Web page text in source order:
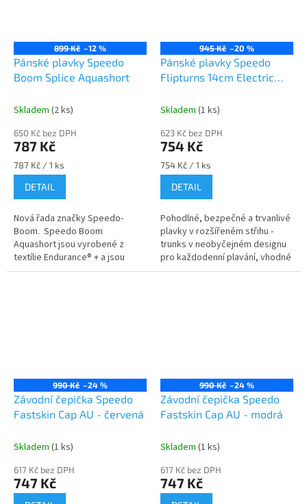
899 Kč –12 %
Pánské plavky Speedo
Boom Splice Aquashort
Skladem (2 ks)
650 Kč bez DPH
787 Kč
Měrná
cena:
787 Kč / 1 ks
DETAIL
Nová řada značky Speedo-
Boom. Speedo Boom
Aquashort jsou vyrobené z
textílie Endurance® + a jsou
ideální pro kondiční tréning.
945 Kč –20 %
Pánské plavky Speedo
Flipturns 14cm Electric
Skladem (1 ks)
623 Kč bez DPH
754 Kč
Měrná
cena:
754 Kč / 1 ks
DETAIL
Pohodlné, bezpečné a trvanlivé
plavky v rozšířeném střihu -
trunks v neobyčejném designu
pro každodenní plavání, vhodné
na trénink.
990 Kč –24 %
Závodní čepička Speedo
Fastskin Cap AU - červená
Skladem (1 ks)
617 Kč bez DPH
747 Kč
990 Kč –24 %
Závodní čepička Speedo
Fastskin Cap AU - modrá
Skladem (1 ks)
617 Kč bez DPH
747 Kč